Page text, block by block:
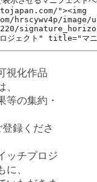
視化作品
等の集約・
録くださ
ッチプロジ
、